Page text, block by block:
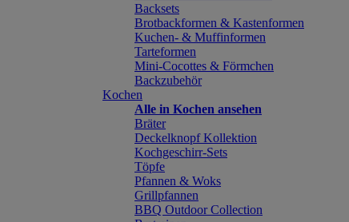
Backsets
Brotbackformen & Kastenformen
Kuchen- & Muffinformen
Tarteformen
Mini-Cocottes & Förmchen
Backzubehör
Kochen
Alle in Kochen ansehen
Bräter
Deckelknopf Kollektion
Kochgeschirr-Sets
Töpfe
Pfannen & Woks
Grillpfannen
BBQ Outdoor Collection